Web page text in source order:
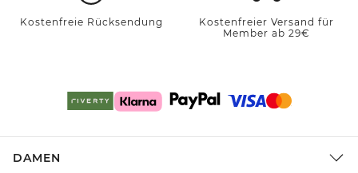
Kostenfreie Rücksendung
Kostenfreier Versand für
Member ab 29€
DAMEN